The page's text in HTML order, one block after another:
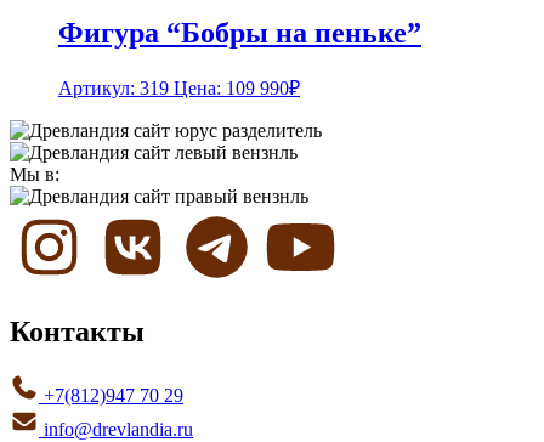
Фигура “Бобры на пеньке”
Артикул: 319 Цена: 109 990₽
Мы в:
Контакты
+7(812)947 70 29
info@drevlandia.ru